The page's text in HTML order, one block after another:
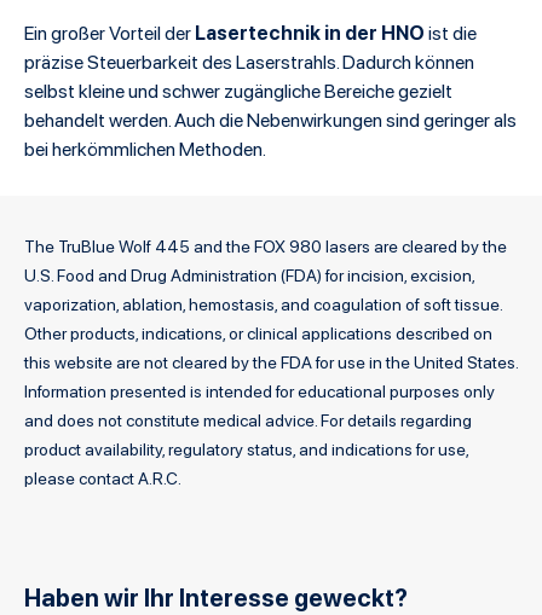
Ein großer Vorteil derLasertechnik in der HNOist die
präzise Steuerbarkeit des Laserstrahls. Dadurch können
selbst kleine und schwer zugängliche Bereiche gezielt
behandelt werden. Auch die Nebenwirkungen sind geringer als
bei herkömmlichen Methoden.
The TruBlue Wolf 445 and the FOX 980 lasers are cleared by the
U.S. Food and Drug Administration (FDA) for incision, excision,
vaporization, ablation, hemostasis, and coagulation of soft tissue.
Other products, indications, or clinical applications described on
this website are not cleared by the FDA for use in the United States.
Information presented is intended for educational purposes only
and does not constitute medical advice. For details regarding
product availability, regulatory status, and indications for use,
please contact A.R.C.
Haben wir Ihr Interesse geweckt?